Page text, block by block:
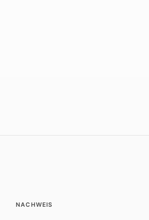
NACHWEIS